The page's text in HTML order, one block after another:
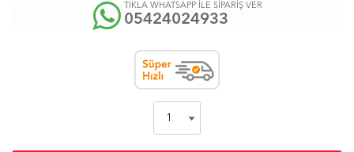
TIKLA WHATSAPP İLE SİPARİŞ VER
05424024933